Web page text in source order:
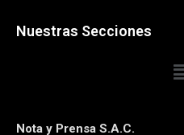
Nuestras Secciones
Nota y Prensa S.A.C.